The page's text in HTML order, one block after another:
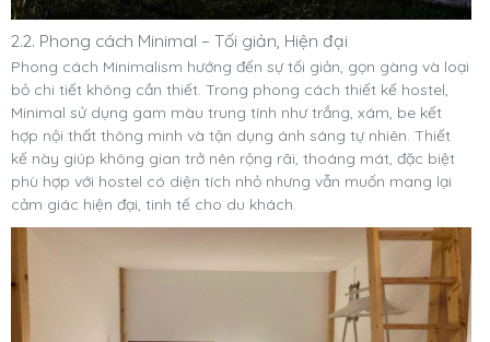
2.2. Phong cách Minimal – Tối giản, Hiện đại
Phong cách Minimalism hướng đến sự tối giản, gọn gàng và loại
bỏ chi tiết không cần thiết. Trong phong cách thiết kế hostel,
Minimal sử dụng gam màu trung tính như trắng, xám, be kết
hợp nội thất thông minh và tận dụng ánh sáng tự nhiên. Thiết
kế này giúp không gian trở nên rộng rãi, thoáng mát, đặc biệt
phù hợp với hostel có diện tích nhỏ nhưng vẫn muốn mang lại
cảm giác hiện đại, tinh tế cho du khách.